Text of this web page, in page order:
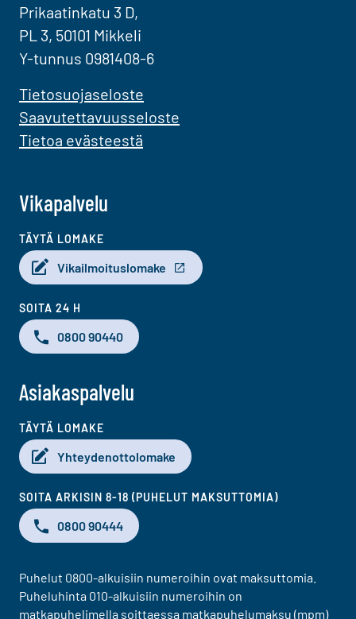
Prikaatinkatu 3 D,
PL 3, 50101 Mikkeli
Y-tunnus 0981408-6
Tietosuojaseloste
Saavutettavuusseloste
Tietoa evästeestä
Vikapalvelu
TÄYTÄ LOMAKE
Vikailmoituslomake
SOITA 24 H
0800 90440
Asiakaspalvelu
TÄYTÄ LOMAKE
Yhteydenottolomake
SOITA ARKISIN 8-18 (PUHELUT MAKSUTTOMIA)
0800 90444
Puhelut 0800-alkuisiin numeroihin ovat maksuttomia.
Puheluhinta 010-alkuisiin numeroihin on
matkapuhelimella soittaessa matkapuhelumaksu (mpm)